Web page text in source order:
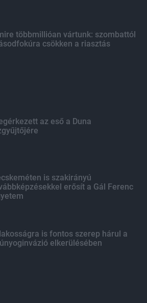
többmillióan vártunk: szombattól
csökken a riasztás
az eső a Duna
is szakirányú
erősít a Gál Ferenc
is fontos szerep hárul a
elkerülésében